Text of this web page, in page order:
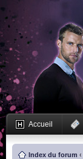
Accueil
Index du forum ‹